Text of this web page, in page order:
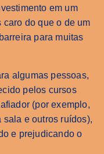
em um
do que o de um
para muitas
algumas pessoas,
pelos cursos
(por exemplo,
e outros ruídos),
e prejudicando o